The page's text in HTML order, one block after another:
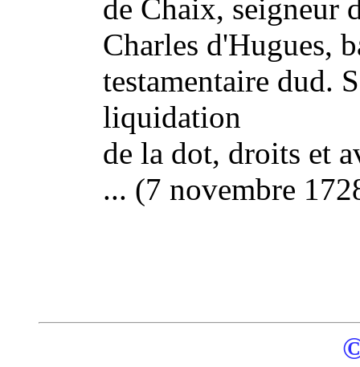
de Chaix, seigneur
Charles d'Hugues,
testamentaire dud.
liquidation
de la dot, droits et
... (7 novembre